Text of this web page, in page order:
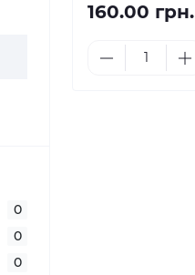
0
0
0
160.00 грн.